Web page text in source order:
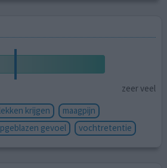
zeer veel
krijgen
maagpijn
gevoel vochtretentie